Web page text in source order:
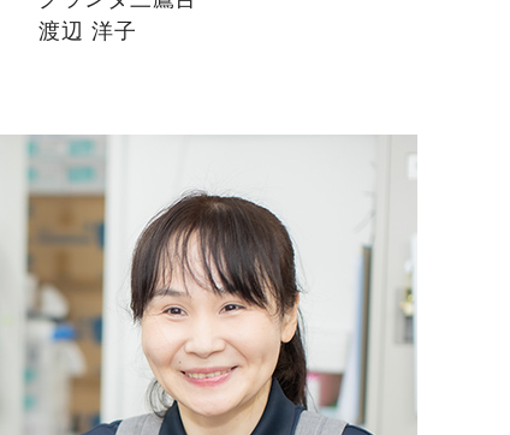
渡辺 洋子